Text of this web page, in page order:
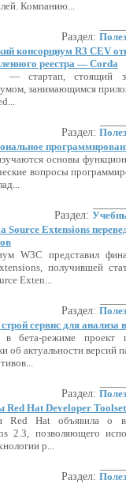
Компанию...
Раздел:
консорциум R3 CEV
реестра — Corda
— стартап, стоящий
занимающимся
Раздел:
основы
вопросы
Раздел:
Source Extensions
W3C представил
получившей
Exten...
Раздел:
сервис для анализа
в бета-режиме проект
об актуальности
Раздел:
Red Hat Developer
Red Hat объявила о
2.3, позволяющего
р...
Раздел: